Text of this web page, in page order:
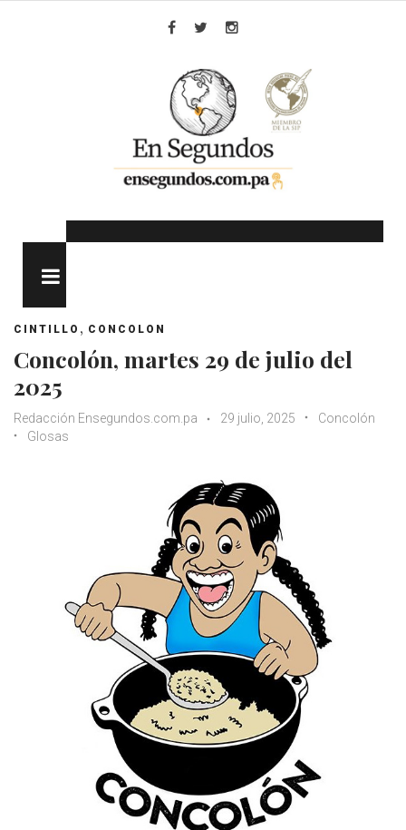
CINTILLO , CONCOLON
Concolón, martes 29 de julio del
2025
Redacción Ensegundos.com.pa 29 julio, 2025
Concolón
Glosas